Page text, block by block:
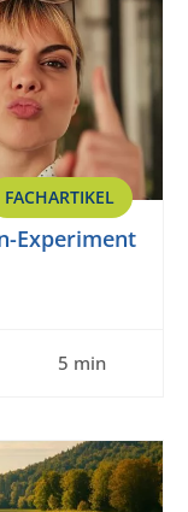
FACHARTIKEL
Experiment
5 min